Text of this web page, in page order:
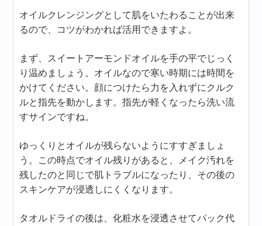
オイルクレンジングとして肌をいたわることが出来
るので、コツがわかれば活用できますよ。
まず、スイートアーモンドオイルを手の平でじっく
り温めましょう。オイルなので寒い時期には時間を
かけてください。顔につけたら力を入れずにクルク
ルと指先を動かします。指先が軽くなったら洗い流
すサインですね。
ゆっくりとオイルが残らないようにすすぎましょ
う。この時点でオイル残りがあると、メイク汚れを
残したのと同じで肌トラブルになったり、その後の
スキンケアが浸透しにくくなります。
タオルドライの後は、化粧水を浸透させてパック代